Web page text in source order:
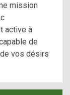
mission
active à
de
vos désirs